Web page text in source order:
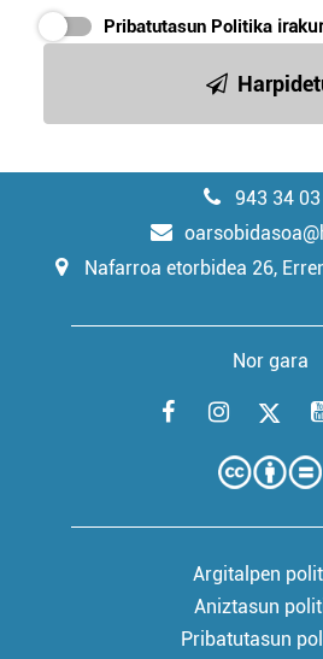
Pribatutasun Politika
943 34
Nafarroa etorbidea 26,
Nor gara
Argitalpen
Aniztasun
Pribatutasun